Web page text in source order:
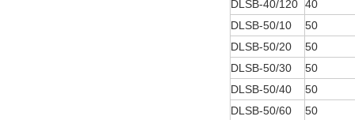
DLSB-40/120 40
DLSB-50/10
50
DLSB-50/20
50
DLSB-50/30
50
DLSB-50/40
50
DLSB-50/60
50